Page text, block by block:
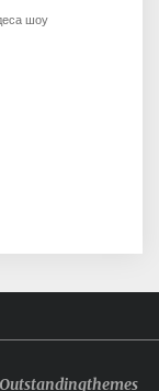
шоу
Outstandingthemes